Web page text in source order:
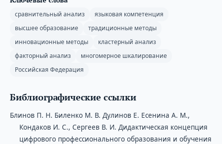
сравнительный анализ
языковая компетенция
высшее образование
традиционные методы
инновационные методы
кластерный анализ
факторный анализ
многомерное шкалирование
Российская Федерация
Библиографические ссылки
Блинов П. Н. Биленко М. В. Дулинов E. Eсенина A. M.,
Кондаков И. С., Сергеев В. И. Дидактическая концепция
цифрового профессионального образования и обучения